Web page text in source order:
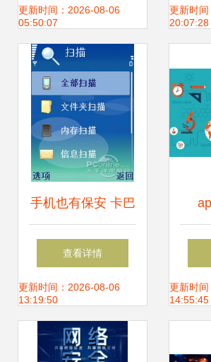
携手高格打造企业
管理的引擎,做ERP
服务的领先者!
更新时间：2026-08-06
05:50:07
南 网
更新时
20:07:28
手机也有保安 卡巴
手机安全软件全体
验
查看详情
更新时间：2026-08-06
13:19:50
更新时
14:55:45